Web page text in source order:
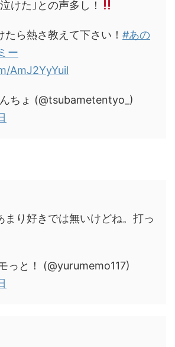
けた｣との声多し！
たら熱さ教えて下さい！ #あの
ー
AmJ2YyYuil
(@tsubametentyo_)
まり好きでは無いけどね。打っ
っと！ (@yurumemo117)